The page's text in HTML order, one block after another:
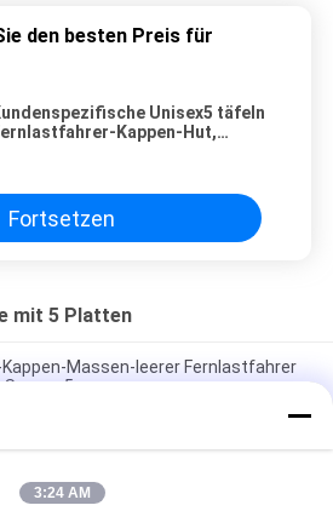
den besten Preis für
Unisex5 täfeln
Kappen-Hut,
Fortsetzen
mit 5 Platten
Massen-leerer Fernlastfahrer
Soems 5
Platten-Fernlastfahrer-Kappe
3:24 AM